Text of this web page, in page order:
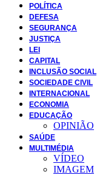
POLÍTICA
DEFESA
SEGURANÇA
JUSTIÇA
LEI
CAPITAL
INCLUSÃO SOCIAL
SOCIEDADE CIVIL
INTERNACIONAL
ECONOMIA
EDUCAÇÃO
OPINIÃO
SAÚDE
MULTIMÉDIA
VÍDEO
IMAGEM